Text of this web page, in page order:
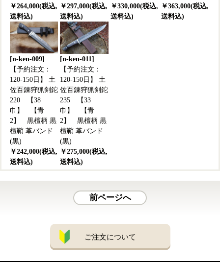
￥264,000(税込,
送料込)
￥297,000(税込,
送料込)
￥330,000(税込,
送料込)
￥363,000(税込,
送料込)
[n-ken-009]
【予約注文：
120-150日】 土
佐百錬狩猟剣鉈
220 【38
巾】 【青
2】 黒檀柄 黒
檀鞘 革バンド
(黒)
￥242,000(税込,
送料込)
[n-ken-011]
【予約注文：
120-150日】 土
佐百錬狩猟剣鉈
235 【33
巾】 【青
2】 黒檀柄 黒
檀鞘 革バンド
(黒)
￥275,000(税込,
送料込)
前ページへ
ご注文について